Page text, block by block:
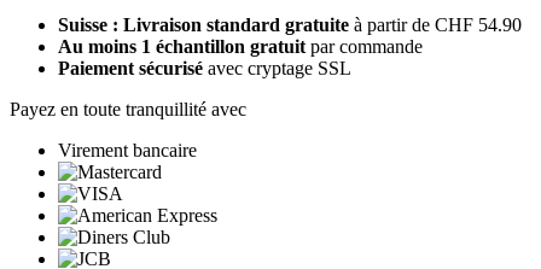
Suisse : Livraison standard gratuite à partir de CHF 54.90
Au moins 1 échantillon gratuit par commande
Paiement sécurisé avec cryptage SSL
Payez en toute tranquillité avec
Virement bancaire